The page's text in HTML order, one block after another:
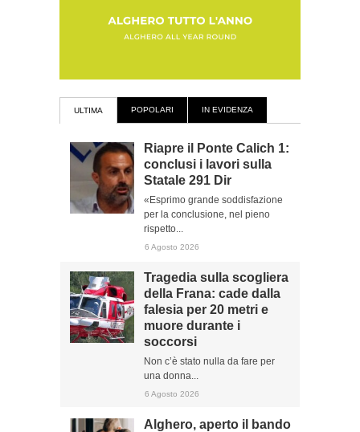
ULTIMA POPOLARI IN EVIDENZA
Riapre il Ponte Calich 1:
conclusi i lavori sulla
Statale 291 Dir
«Esprimo grande soddisfazione
per la conclusione, nel pieno
rispetto...
6 Agosto 2026
Tragedia sulla scogliera
della Frana: cade dalla
falesia per 20 metri e
muore durante i
soccorsi
Non c’è stato nulla da fare per
una donna...
6 Agosto 2026
Alghero, aperto il bando